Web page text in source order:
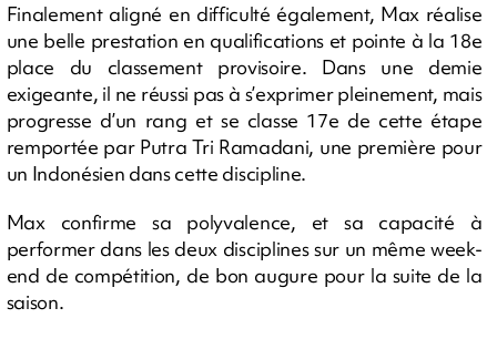
Finalement aligné en difficulté également, Max réalise
une belle prestation en qualifications et pointe à la 18e
place du classement provisoire. Dans une demie
exigeante, il ne réussi pas à s’exprimer pleinement, mais
progresse d’un rang et se classe 17e de cette étape
remportée par Putra Tri Ramadani, une première pour
un Indonésien dans cette discipline.
Max confirme sa polyvalence, et sa capacité à
performer dans les deux disciplines sur un même week-
end de compétition, de bon augure pour la suite de la
saison.